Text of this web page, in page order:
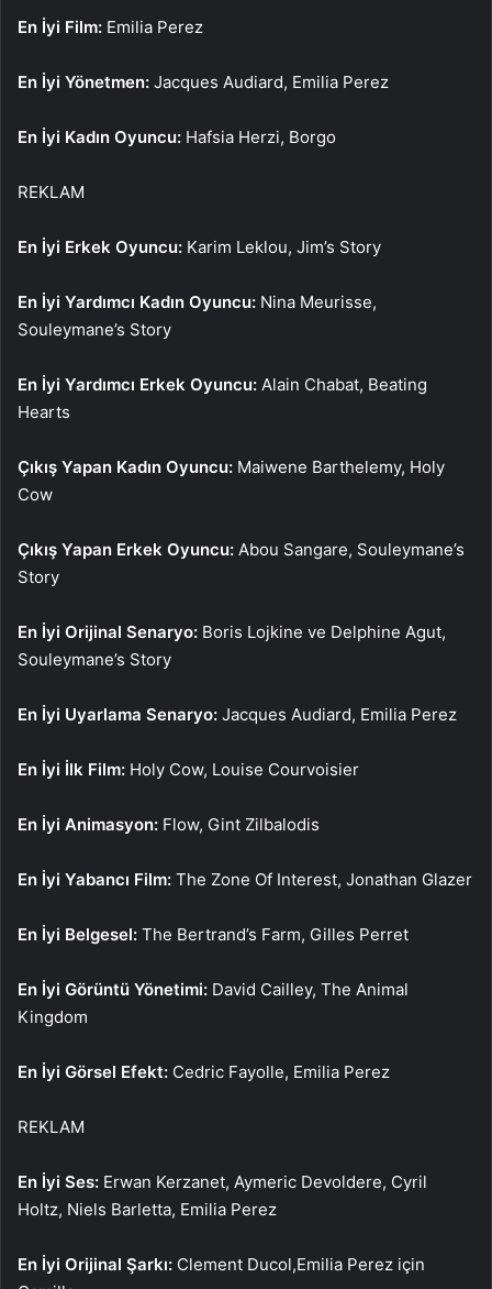
En İyi Film: Emilia Perez
En İyi Yönetmen: Jacques Audiard, Emilia Perez
En İyi Kadın Oyuncu: Hafsia Herzi, Borgo
REKLAM
En İyi Erkek Oyuncu: Karim Leklou, Jim’s Story
En İyi Yardımcı Kadın Oyuncu: Nina Meurisse,
Souleymane’s Story
En İyi Yardımcı Erkek Oyuncu: Alain Chabat, Beating
Hearts
Çıkış Yapan Kadın Oyuncu: Maiwene Barthelemy, Holy
Cow
Çıkış Yapan Erkek Oyuncu: Abou Sangare, Souleymane’s
Story
En İyi Orijinal Senaryo: Boris Lojkine ve Delphine Agut,
Souleymane’s Story
En İyi Uyarlama Senaryo: Jacques Audiard, Emilia Perez
En İyi İlk Film: Holy Cow, Louise Courvoisier
En İyi Animasyon: Flow, Gint Zilbalodis
En İyi Yabancı Film: The Zone Of Interest, Jonathan Glazer
En İyi Belgesel: The Bertrand’s Farm, Gilles Perret
En İyi Görüntü Yönetimi: David Cailley, The Animal
Kingdom
En İyi Görsel Efekt: Cedric Fayolle, Emilia Perez
REKLAM
En İyi Ses: Erwan Kerzanet, Aymeric Devoldere, Cyril
Holtz, Niels Barletta, Emilia Perez
En İyi Orijinal Şarkı: Clement Ducol,Emilia Perez için